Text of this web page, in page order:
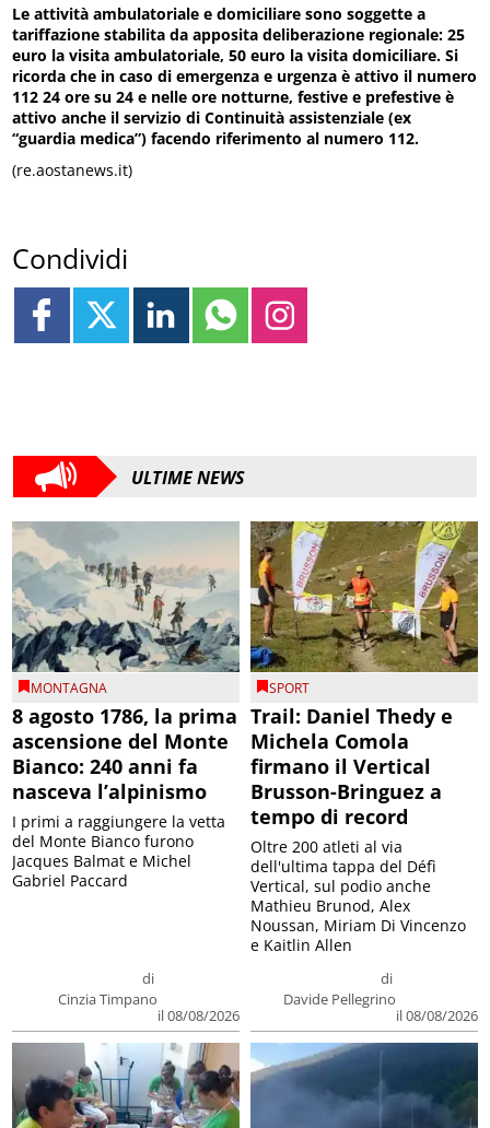
Le attività ambulatoriale e domiciliare sono soggette a
tariffazione stabilita da apposita deliberazione regionale: 25
euro la visita ambulatoriale, 50 euro la visita domiciliare. Si
ricorda che in caso di emergenza e urgenza è attivo il numero
112 24 ore su 24 e nelle ore notturne, festive e prefestive è
attivo anche il servizio di Continuità assistenziale (ex
“guardia medica”) facendo riferimento al numero 112.
(re.aostanews.it)
Condividi
ULTIME NEWS
MONTAGNA
8 agosto 1786, la prima
ascensione del Monte
Bianco: 240 anni fa
nasceva l’alpinismo
di
Cinzia Timpano
il 08/08/2026
I primi a raggiungere la vetta
del Monte Bianco furono
Jacques Balmat e Michel
Gabriel Paccard
SPORT
Trail: Daniel Thedy e
Michela Comola
firmano il Vertical
Brusson-Bringuez a
tempo di record
di
Davide Pellegrino
il 08/08/2026
Oltre 200 atleti al via
dell'ultima tappa del Défì
Vertical, sul podio anche
Mathieu Brunod, Alex
Noussan, Miriam Di Vincenzo
e Kaitlin Allen